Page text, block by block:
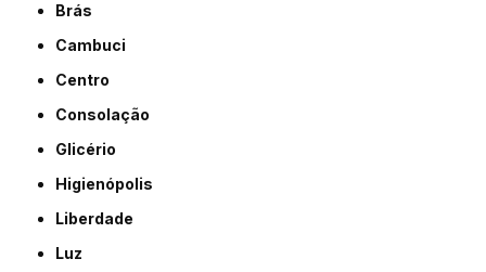
Brás
Cambuci
Centro
Consolação
Glicério
Higienópolis
Liberdade
Luz